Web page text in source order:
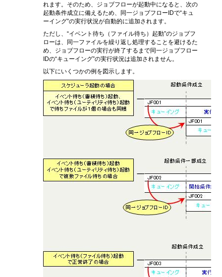
れます。そのため、ジョブフローが起動中になると、次の
起動条件成立に備えるため、同一ジョブフローIDで“キュ
ーイング”の実行状況が自動的に追加されます。
ただし、“イベント待ち（ファイル待ち）起動”のジョブフ
ローは、同一ファイルを繰り返し処理することを避けるた
め、ジョブフローの実行が終了するまで同一ジョブフロー
IDの“キューイング”の実行状況は追加されません。
以下にいくつかの例を図示します。